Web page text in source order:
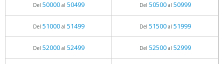
Del 50000al 50499 Del 50500al 50999
Del 51000al 51499 Del 51500al 51999
Del 52000al 52499 Del 52500al 52999